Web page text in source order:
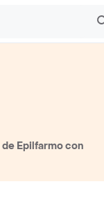
Epilfarmo con